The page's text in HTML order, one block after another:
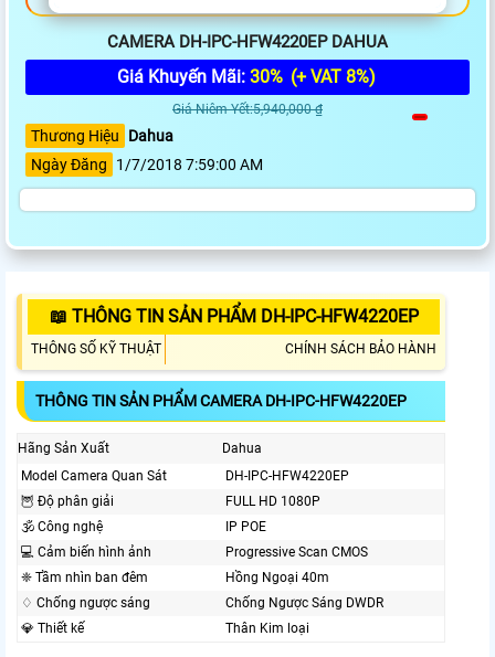
CAMERA DH-IPC-HFW4220EP DAHUA
Giá Khuyến Mãi: 30% (+ VAT 8%)
Giá Niêm Yết:5,940,000 ₫
Thương Hiệu
Dahua
Ngày Đăng
1/7/2018 7:59:00 AM
📖 THÔNG TIN SẢN PHẨM DH-IPC-HFW4220EP
THÔNG SỐ KỸ THUẬT CHÍNH SÁCH BẢO HÀNH
THÔNG TIN SẢN PHẨM CAMERA DH-IPC-HFW4220EP
Hãng Sản Xuất
Dahua
Model Camera Quan Sát
DH-IPC-HFW4220EP
🦉 Độ phân giải
FULL HD 1080P
🕉️ Công nghệ
IP POE
💻 Cảm biến hình ảnh
Progressive Scan CMOS
❈ Tầm nhìn ban đêm
Hồng Ngoại 40m
♢ Chống ngược sáng
Chống Ngược Sáng DWDR
💎 Thiết kế
Thân Kim loại